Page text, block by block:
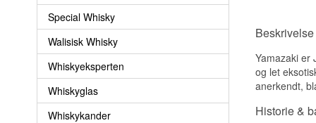
Special Whisky
Walisisk Whisky
Whiskyeksperten
Whiskyglas
Whiskykander
Yamazaki er
og let
anerkendt,
Historie &